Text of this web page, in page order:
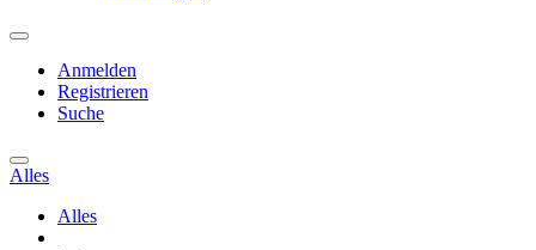
Anmelden
Registrieren
Suche
Alles
Alles